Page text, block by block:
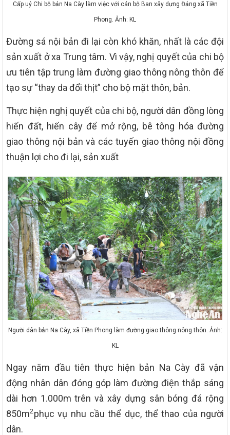
Cấp uỷ Chi bộ bản Na Cày làm việc với cán bộ Ban xây dựng Đảng xã Tiền
Phong. Ảnh: KL
Đường sá nội bản đi lại còn khó khăn, nhất là các đội
sản xuất ở xa Trung tâm. Vì vậy, nghị quyết của chi bộ
ưu tiên tập trung làm đường giao thông nông thôn để
tạo sự “thay da đổi thịt” cho bộ mặt thôn, bản.
Thực hiện nghị quyết của chi bộ, người dân đồng lòng
hiến đất, hiến cây để mở rộng, bê tông hóa đường
giao thông nội bản và các tuyến giao thông nội đồng
thuận lợi cho đi lại, sản xuất
Người dân bản Na Cày, xã Tiền Phong làm đường giao thông nông thôn. Ảnh:
KL
Ngay năm đầu tiên thực hiện bản Na Cày đã vận
động nhân dân đóng góp làm đường điện thắp sáng
dài hơn 1.000m trên và xây dựng sân bóng đá rộng
850m2phục vụ nhu cầu thể dục, thể thao của người
dân.